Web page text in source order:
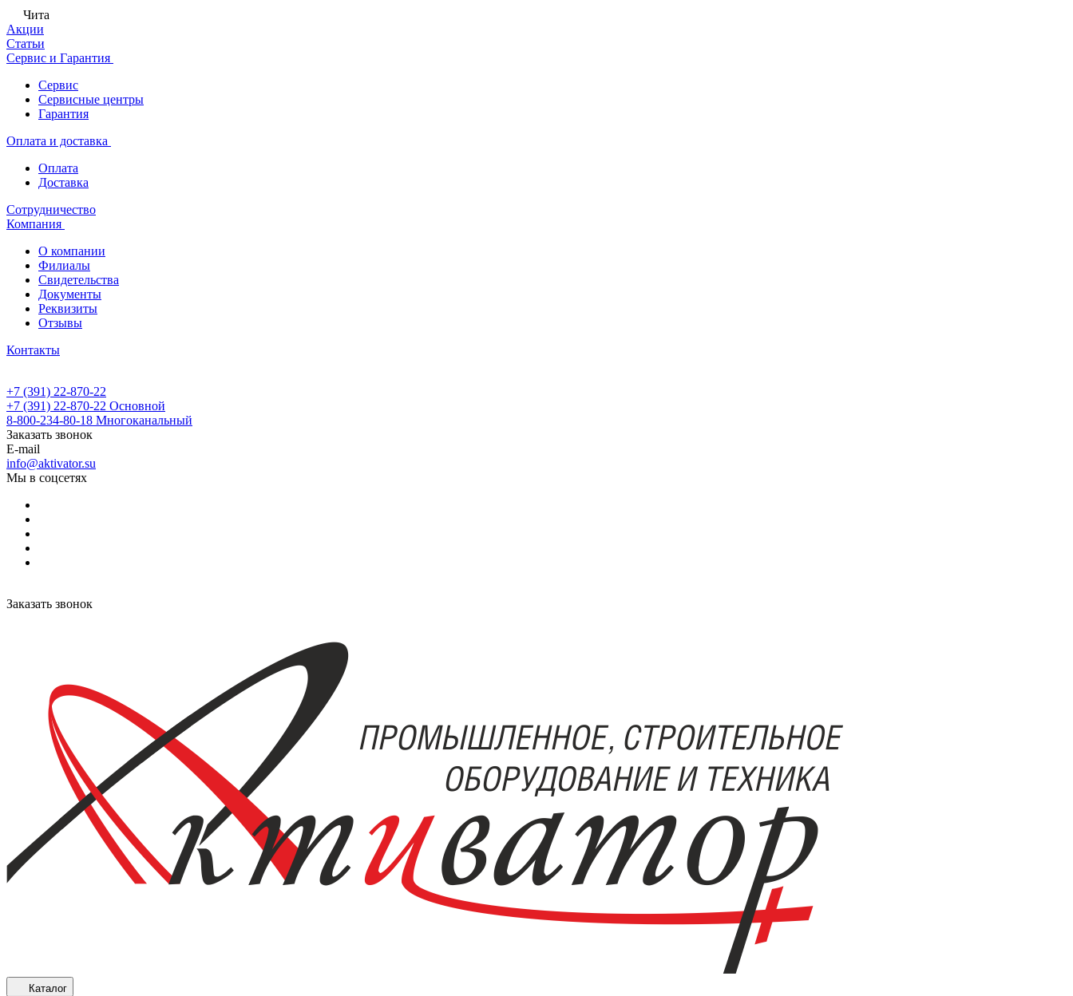
Чита
Акции
Статьи
Сервис и Гарантия
Сервис
Сервисные центры
Гарантия
Оплата и доставка
Оплата
Доставка
Сотрудничество
Компания
О компании
Филиалы
Свидетельства
Документы
Реквизиты
Отзывы
Контакты
+7 (391) 22-870-22
+7 (391) 22-870-22 Основной
8-800-234-80-18 Многоканальный
Заказать звонок
E-mail
info@aktivator.su
Мы в соцсетях
Заказать звонок
Каталог